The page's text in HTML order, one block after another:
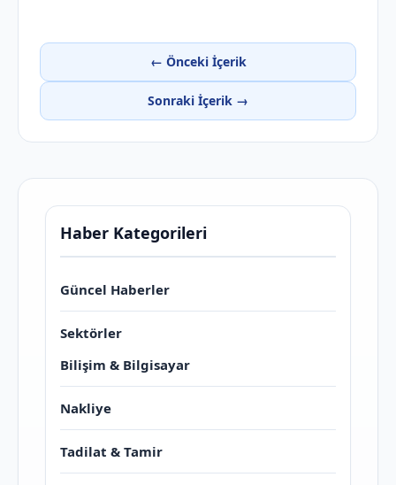
← Önceki İçerik
Sonraki İçerik →
Haber Kategorileri
Güncel Haberler
Sektörler
Bilişim & Bilgisayar
Nakliye
Tadilat & Tamir